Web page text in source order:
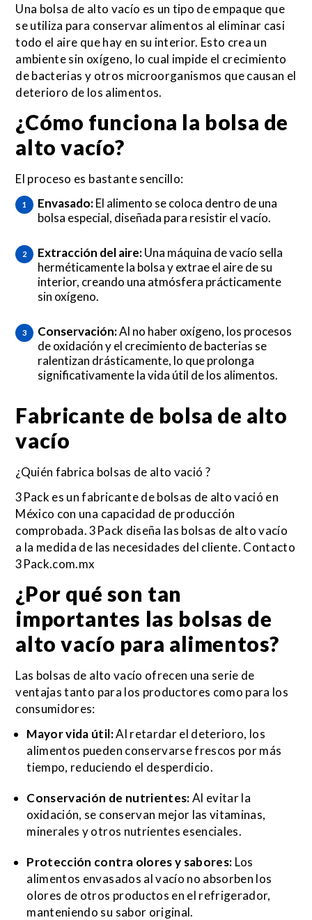
Una bolsa de alto vacío es un tipo de empaque que
se utiliza para conservar alimentos al eliminar casi
todo el aire que hay en su interior. Esto crea un
ambiente sin oxígeno, lo cual impide el crecimiento
de bacterias y otros microorganismos que causan el
deterioro de los alimentos.
¿Cómo funciona la bolsa de
alto vacío?
El proceso es bastante sencillo:
Envasado:El alimento se coloca dentro de una
bolsa especial, diseñada para resistir el vacío.
Extracción del aire:Una máquina de vacío sella
herméticamente la bolsa y extrae el aire de su
interior, creando una atmósfera prácticamente
sin oxígeno.
Conservación:Al no haber oxígeno, los procesos
de oxidación y el crecimiento de bacterias se
ralentizan drásticamente, lo que prolonga
significativamente la vida útil de los alimentos.
Fabricante de bolsa de alto
vacío
¿Quién fabrica bolsas de alto vació ?
3Pack es un fabricante de bolsas de alto vació en
México con una capacidad de producción
comprobada. 3Pack diseña las bolsas de alto vacío
a la medida de las necesidades del cliente. Contacto
3Pack.com.mx
¿Por qué son tan
importantes las bolsas de
alto vacío para alimentos?
Las bolsas de alto vacío ofrecen una serie de
ventajas tanto para los productores como para los
consumidores:
Mayor vida útil:Al retardar el deterioro, los
alimentos pueden conservarse frescos por más
tiempo, reduciendo el desperdicio.
Conservación de nutrientes:Al evitar la
oxidación, se conservan mejor las vitaminas,
minerales y otros nutrientes esenciales.
Protección contra olores y sabores: Los
alimentos envasados al vacío no absorben los
olores de otros productos en el refrigerador,
manteniendo su sabor original.